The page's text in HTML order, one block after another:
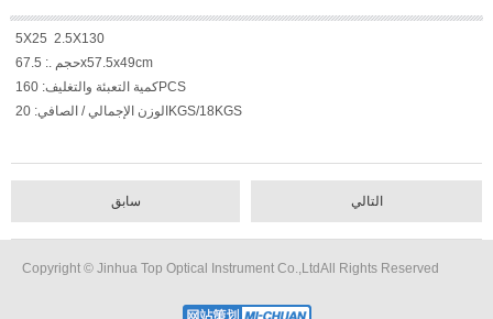
5X25 2.5X130
حجم .: 67.5x57.5x49cm
كمية التعبئة والتغليف: 160PCS
الوزن الإجمالي / الصافي: 20KGS/18KGS
سابق التالي
Copyright © Jinhua Top Optical Instrument Co.,LtdAll Rights Reserved